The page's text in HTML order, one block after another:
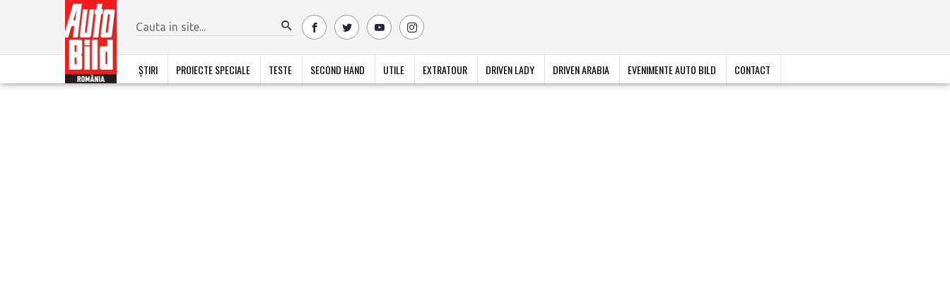
ȘTIRI PROIECTE SPECIALE TESTE SECOND HAND UTILE EXTRATOUR DRIVEN LADY DRIVEN ARABIA EVENIMENTE AUTO BILD CONTACT